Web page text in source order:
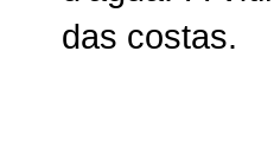
das costas.